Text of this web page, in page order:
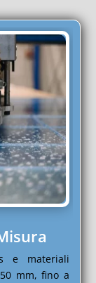
e materiali
mm, fino a